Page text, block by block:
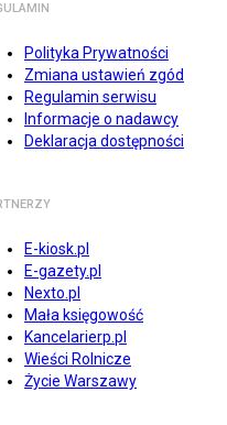
Polityka Prywatności
Zmiana ustawień zgód
Regulamin serwisu
Informacje o nadawcy
Deklaracja dostępności
E-kiosk.pl
E-gazety.pl
Nexto.pl
Mała księgowość
Kancelarierp.pl
Wieści Rolnicze
Życie Warszawy